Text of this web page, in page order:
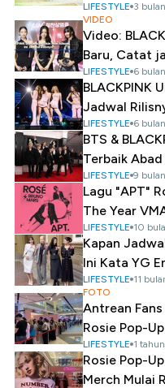
LIFESTYLE 3
VIDEO
Video:
Baru, Catat
LIFESTYLE 6
BLACKPINK
Jadwal
LIFESTYLE 6
BTS &
Terbaik
LIFESTYLE 9
Lagu "APT"
The Year
LIFESTYLE 10
Kapan
Ini Kata YG
LIFESTYLE 11
FOTO
Antrean
Rosie Pop-
LIFESTYLE 1
Rosie Pop-
Merch Mulai